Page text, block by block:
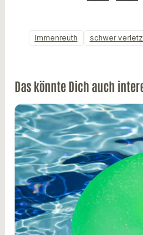
Immenreuth schwer
Das könnte Dich auch